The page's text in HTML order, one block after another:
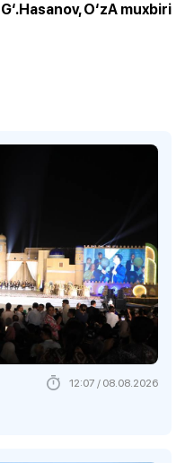
G‘.Hasanov, O‘zA muxbiri
12:07 / 08.08.2026